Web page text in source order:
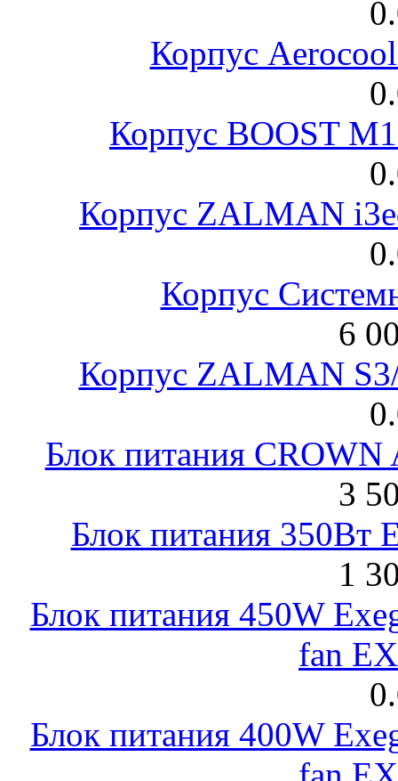
Корпус
Корпус BOOST
Корпус ZALMAN
Корпус
6
Корпус ZALMAN
Блок питания
3
Блок питания 350Вт
1
Блок питания 450W
fan
Блок питания 400W